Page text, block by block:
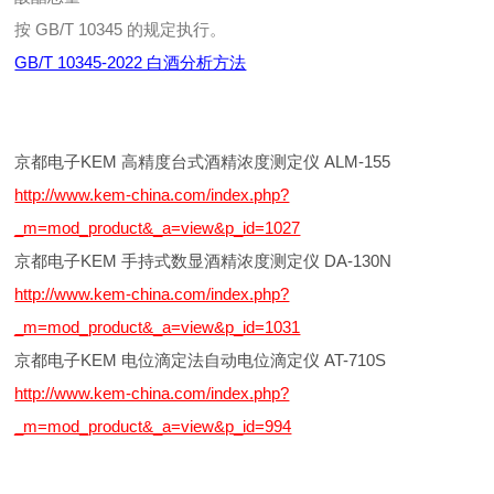
按 GB/T 10345 的规定执行。
GB/T 10345-2022 白酒分析方法
京都电子KEM 高精度台式酒精浓度测定仪 ALM-155
http://www.kem-china.com/index.php?
_m=mod_product&_a=view&p_id=1027
京都电子KEM 手持式数显酒精浓度测定仪 DA-130N
http://www.kem-china.com/index.php?
_m=mod_product&_a=view&p_id=1031
京都电子KEM 电位滴定法自动电位滴定仪 AT-710S
http://www.kem-china.com/index.php?
_m=mod_product&_a=view&p_id=994